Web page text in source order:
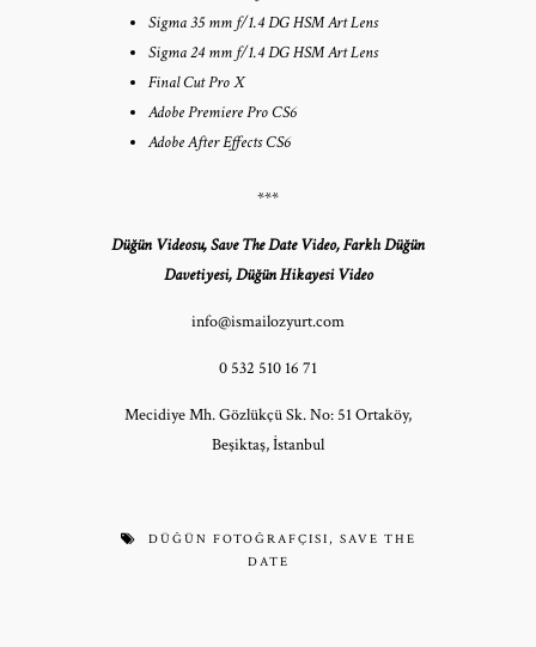
Sigma 35 mm f/1.4 DG HSM Art Lens
Sigma 24 mm f/1.4 DG HSM Art Lens
Final Cut Pro X
Adobe Premiere Pro CS6
Adobe After Effects CS6
***
Düğün Videosu, Save The Date Video, Farklı Düğün
Davetiyesi, Düğün Hikayesi Video
info@ismailozyurt.com
0 532 510 16 71
Mecidiye Mh. Gözlükçü Sk. No: 51 Ortaköy,
Beşiktaş, İstanbul
DÜĞÜN FOTOĞRAFÇISI , SAVE THE
DATE